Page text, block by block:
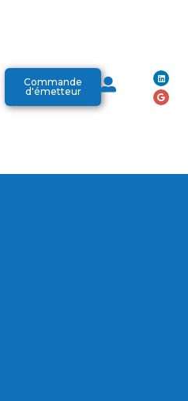
Commande
d'émetteur